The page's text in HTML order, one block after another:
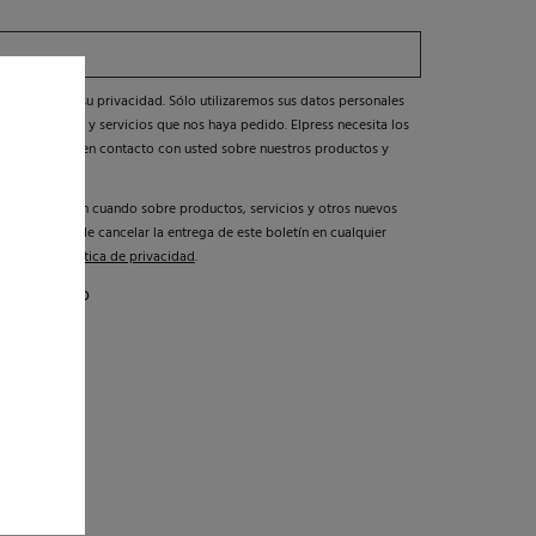
y respetar su privacidad. Sólo utilizaremos sus datos personales
productos y servicios que nos haya pedido. Elpress necesita los
ponernos en contacto con usted sobre nuestros productos y
de vez en cuando sobre productos, servicios y otros nuevos
Puede cancelar la entrega de este boletín en cualquier
política de privacidad.